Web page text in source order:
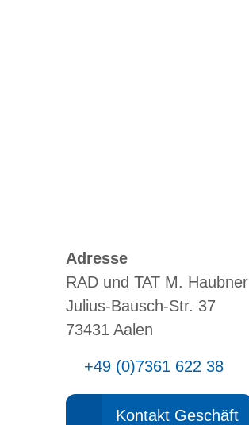
Adresse
RAD und TAT M. Haubner
Julius-Bausch-Str. 37
73431 Aalen
+49 (0)7361 622 38
Kontakt Geschäft